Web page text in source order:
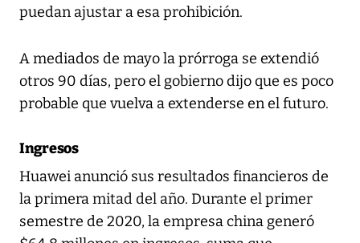
puedan ajustar a esa prohibición.
A mediados de mayo la prórroga se extendió
otros 90 días, pero el gobierno dijo que es poco
probable que vuelva a extenderse en el futuro.
Ingresos
Huawei anunció sus resultados financieros de
la primera mitad del año. Durante el primer
semestre de 2020, la empresa china generó